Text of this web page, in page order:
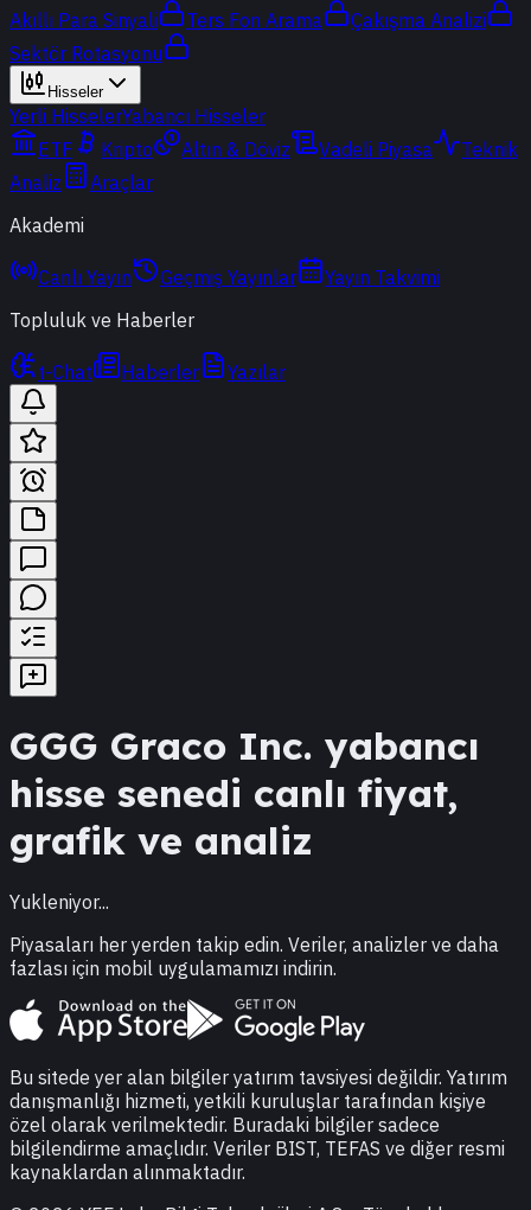
Akıllı Para Sinyali
Ters Fon Arama
Çakışma Analizi
Sektör Rotasyonu
Hisseler
Yerli HisselerYabancı Hisseler
ETF
Kripto Altın & Döviz Vadeli Piyasa
Teknik
Analiz
Araçlar
Akademi
Canlı Yayın Geçmiş Yayınlar
Yayın Takvimi
Topluluk ve Haberler
t-Chat Haberler Yazılar
GGG Graco Inc. yabancı
hisse senedi canlı fiyat,
grafik ve analiz
Yukleniyor...
Piyasaları her yerden takip edin. Veriler, analizler ve daha
fazlası için mobil uygulamamızı indirin.
Bu sitede yer alan bilgiler yatırım tavsiyesi değildir. Yatırım
danışmanlığı hizmeti, yetkili kuruluşlar tarafından kişiye
özel olarak verilmektedir. Buradaki bilgiler sadece
bilgilendirme amaçlıdır. Veriler BIST, TEFAS ve diğer resmi
kaynaklardan alınmaktadır.